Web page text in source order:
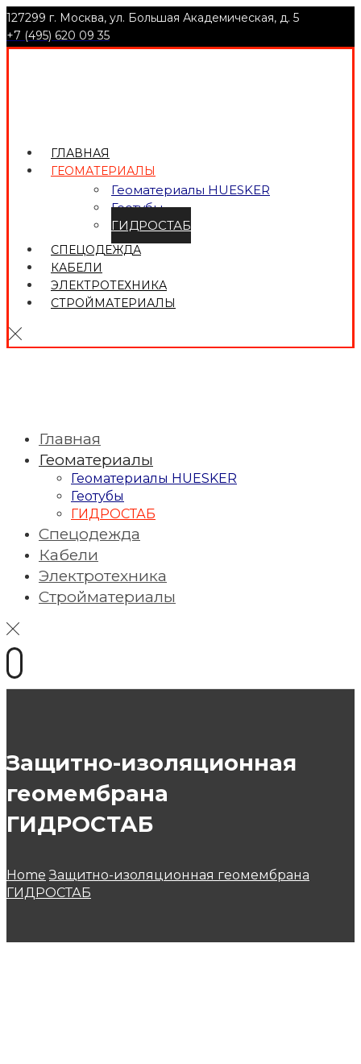
127299 г. Москва, ул. Большая Академическая, д. 5
+7 (495) 620 09 35
ГЛАВНАЯ
ГЕОМАТЕРИАЛЫ
Геоматериалы HUESKER
Геотубы
ГИДРОСТАБ
СПЕЦОДЕЖДА
КАБЕЛИ
ЭЛЕКТРОТЕХНИКА
СТРОЙМАТЕРИАЛЫ
Главная
Геоматериалы
Геоматериалы HUESKER
Геотубы
ГИДРОСТАБ
Спецодежда
Кабели
Электротехника
Стройматериалы
Защитно-изоляционная
геомембрана
ГИДРОСТАБ
Home Защитно-изоляционная геомембрана
ГИДРОСТАБ